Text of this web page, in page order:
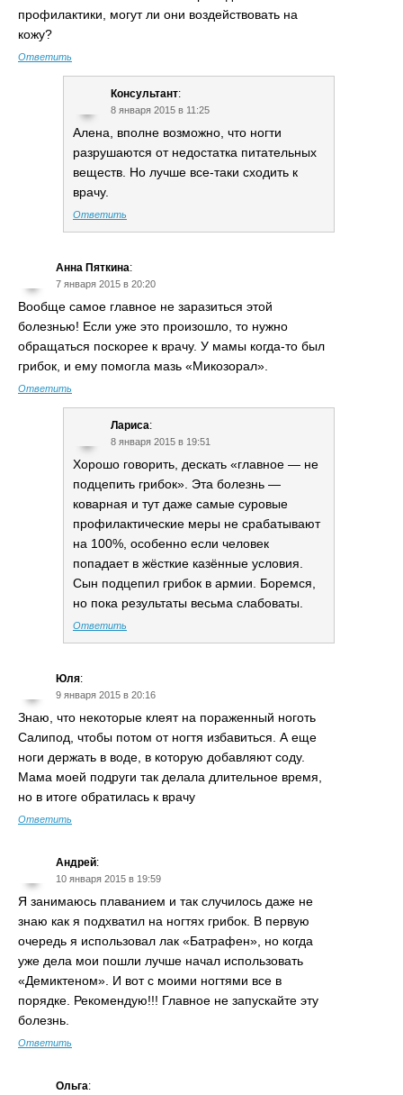
профилактики, могут ли они воздействовать на
кожу?
Ответить
Консультант:
8 января 2015 в 11:25
Алена, вполне возможно, что ногти
разрушаются от недостатка питательных
веществ. Но лучше все-таки сходить к
врачу.
Ответить
Анна Пяткина:
7 января 2015 в 20:20
Вообще самое главное не заразиться этой
болезнью! Если уже это произошло, то нужно
обращаться поскорее к врачу. У мамы когда-то был
грибок, и ему помогла мазь «Микозорал».
Ответить
Лариса:
8 января 2015 в 19:51
Хорошо говорить, дескать «главное — не
подцепить грибок». Эта болезнь —
коварная и тут даже самые суровые
профилактические меры не срабатывают
на 100%, особенно если человек
попадает в жёсткие казённые условия.
Сын подцепил грибок в армии. Боремся,
но пока результаты весьма слабоваты.
Ответить
Юля:
9 января 2015 в 20:16
Знаю, что некоторые клеят на пораженный ноготь
Салипод, чтобы потом от ногтя избавиться. А еще
ноги держать в воде, в которую добавляют соду.
Мама моей подруги так делала длительное время,
но в итоге обратилась к врачу
Ответить
Андрей:
10 января 2015 в 19:59
Я занимаюсь плаванием и так случилось даже не
знаю как я подхватил на ногтях грибок. В первую
очередь я использовал лак «Батрафен», но когда
уже дела мои пошли лучше начал использовать
«Демиктеном». И вот с моими ногтями все в
порядке. Рекомендую!!! Главное не запускайте эту
болезнь.
Ответить
Ольга: